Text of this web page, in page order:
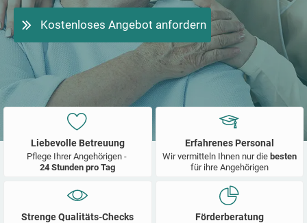
Kostenloses Angebot anfordern
Liebevolle Betreuung
Pflege Ihrer Angehörigen -
24 Stunden pro Tag
Erfahrenes Personal
Wir vermitteln Ihnen nur die besten
für ihre Angehörigen
Strenge Qualitäts-Checks Förderberatung